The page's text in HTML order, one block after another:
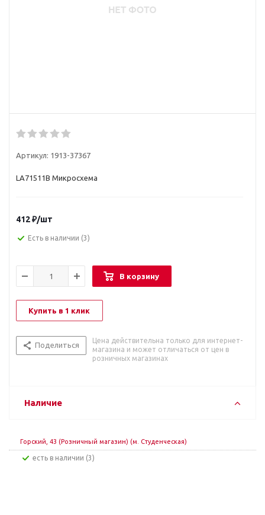
Артикул: 1913-37367
LA71511B Микросхема
412₽/шт
Есть в наличии (3)
В корзину
Купить в 1 клик
Поделиться
Цена действительна только для интернет-
магазина и может отличаться от цен в
розничных магазинах
Наличие
Горский, 43 (Розничный магазин) (м. Студенческая)
Есть в наличии (3)